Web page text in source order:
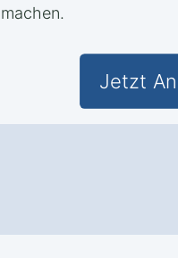
machen.
Jetzt